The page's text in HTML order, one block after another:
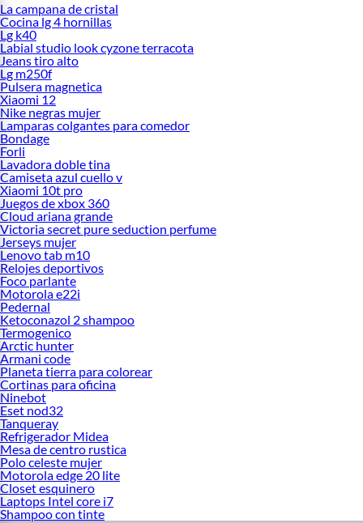
La campana de cristal
Cocina lg 4 hornillas
Lg k40
Labial studio look cyzone terracota
Jeans tiro alto
Lg m250f
Pulsera magnetica
Xiaomi 12
Nike negras mujer
Lamparas colgantes para comedor
Bondage
Forli
Lavadora doble tina
Camiseta azul cuello v
Xiaomi 10t pro
Juegos de xbox 360
Cloud ariana grande
Victoria secret pure seduction perfume
Jerseys mujer
Lenovo tab m10
Relojes deportivos
Foco parlante
Motorola e22i
Pedernal
Ketoconazol 2 shampoo
Termogenico
Arctic hunter
Armani code
Planeta tierra para colorear
Cortinas para oficina
Ninebot
Eset nod32
Tanqueray
Refrigerador Midea
Mesa de centro rustica
Polo celeste mujer
Motorola edge 20 lite
Closet esquinero
Laptops Intel core i7
Shampoo con tinte